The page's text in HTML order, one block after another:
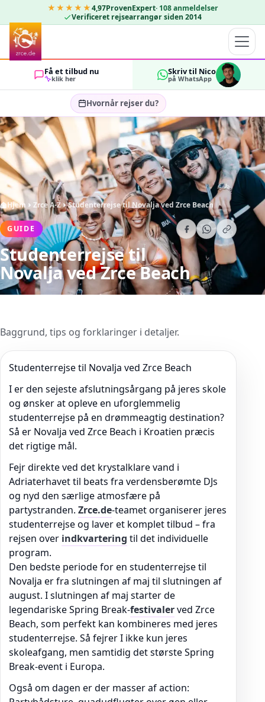
★★★★★4,97ProvenExpert· 108 anmeldelser
Verificeret rejsearrangør siden 2014
Få et tilbud nu
klik her
Skriv til Nico
på WhatsApp
Hvornår rejser du?
Vælg rejsedatoer…
GÆSTER
2 OK
Hjem Zrce A-Z Studenterrejse til Novalja ved Zrce Beach
GUIDE
Studenterrejse til
Novalja ved Zrce Beach
Baggrund, tips og forklaringer i detaljer.
Studenterrejse til Novalja ved Zrce Beach
I er den sejeste afslutningsårgang på jeres skole
og ønsker at opleve en uforglemmelig
studenterrejse på en drømmeagtig destination?
Så er Novalja ved Zrce Beach i Kroatien præcis
det rigtige mål.
Fejr direkte ved det krystalklare vand i
Adriaterhavet til beats fra verdensberømte DJs
og nyd den særlige atmosfære på
partystranden. Zrce.de-teamet organiserer jeres
studenterrejse og laver et komplet tilbud – fra
rejsen over indkvartering til det individuelle
program.
Den bedste periode for en studenterrejse til
Novalja er fra slutningen af maj til slutningen af
august. I slutningen af maj starter de
legendariske Spring Break-festivalerved Zrce
Beach, som perfekt kan kombineres med jeres
studenterrejse. Så fejrer I ikke kun jeres
skoleafgang, men samtidig det største Spring
Break-event i Europa.
Også om dagen er der masser af action: